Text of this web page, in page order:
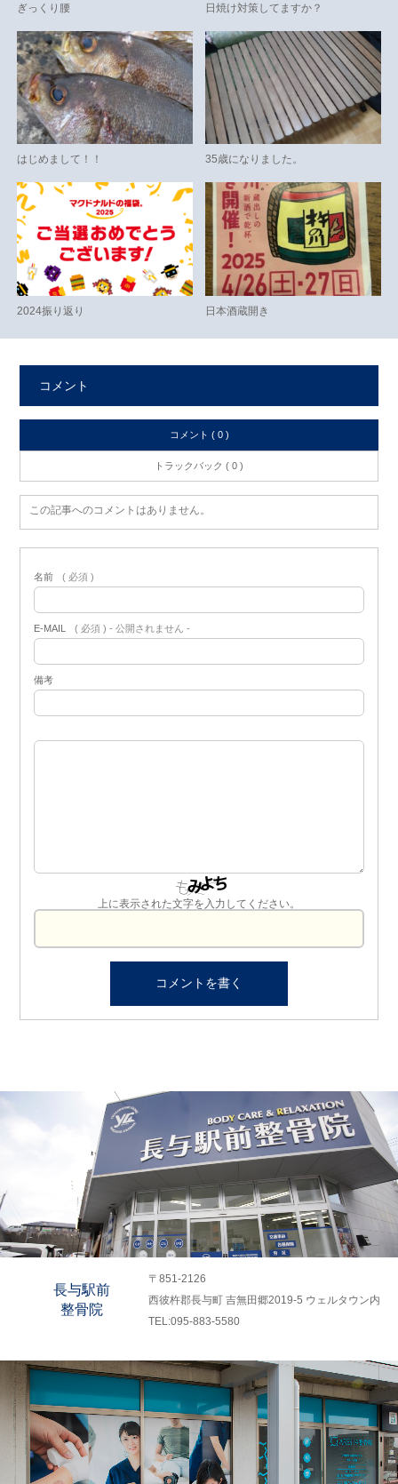
ぎっくり腰 日焼け対策してますか？
はじめまして！！ 35歳になりました。
2024振り返り 日本酒蔵開き
コメント
コメント ( 0 )
トラックバック ( 0 )
この記事へのコメントはありません。
名前 ( 必須 )
E-MAIL ( 必須 ) - 公開されません -
備考
上に表示された文字を入力してください。
長与駅前
整骨院
〒851-2126
西彼杵郡長与町 吉無田郷2019-5 ウェルタウン内
TEL:095-883-5580